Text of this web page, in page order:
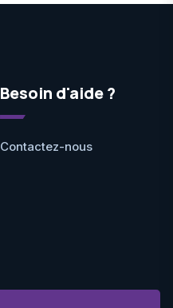
Besoin d'aide ?
Contactez-nous